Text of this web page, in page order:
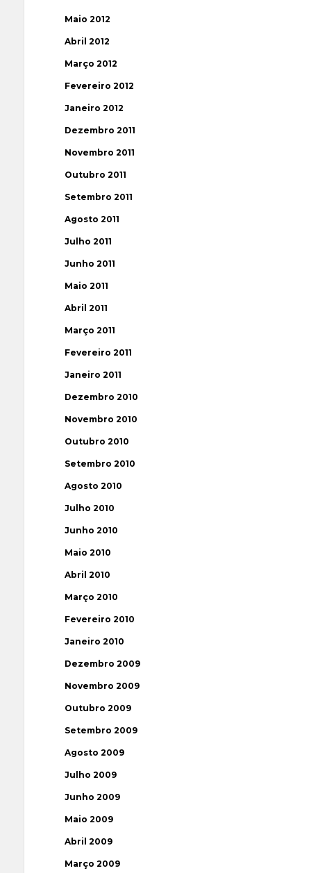
Maio 2012
Abril 2012
Março 2012
Fevereiro 2012
Janeiro 2012
Dezembro 2011
Novembro 2011
Outubro 2011
Setembro 2011
Agosto 2011
Julho 2011
Junho 2011
Maio 2011
Abril 2011
Março 2011
Fevereiro 2011
Janeiro 2011
Dezembro 2010
Novembro 2010
Outubro 2010
Setembro 2010
Agosto 2010
Julho 2010
Junho 2010
Maio 2010
Abril 2010
Março 2010
Fevereiro 2010
Janeiro 2010
Dezembro 2009
Novembro 2009
Outubro 2009
Setembro 2009
Agosto 2009
Julho 2009
Junho 2009
Maio 2009
Abril 2009
Março 2009